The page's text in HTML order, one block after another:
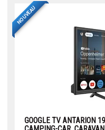
NOUVEAU
GOOGLE TV ANTARION